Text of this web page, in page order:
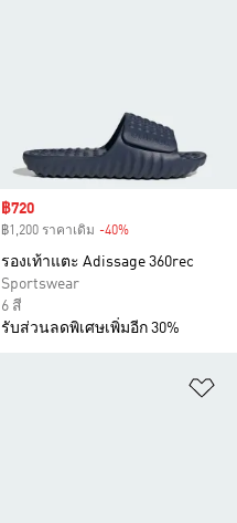
Sale price
฿720
฿1,200 ราคาเดิม -40%
รองเท้าแตะ Adissage 360rec
Sportswear
6 สี
รับส่วนลดพิเศษเพิ่มอีก 30%